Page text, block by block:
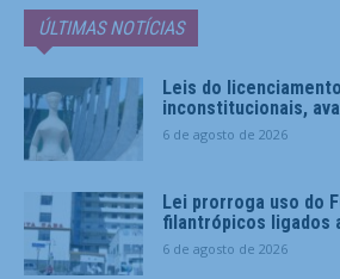
ÚLTIMAS NOTÍCIAS
Leis do
inconstitucionais,
6 de agosto de 2026
Lei prorroga uso do
filantrópicos ligados
6 de agosto de 2026